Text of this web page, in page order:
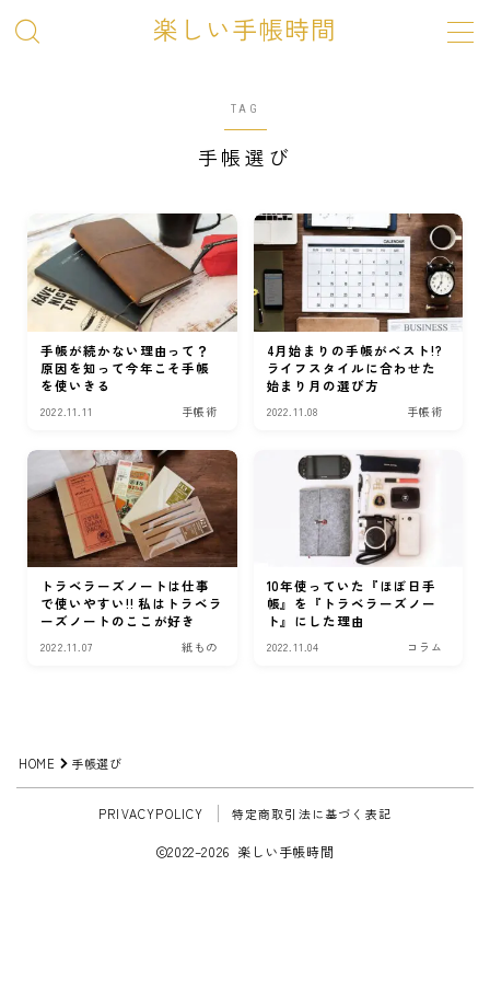
楽しい手帳時間
お問い合わせ
TAG
手帳選び
手帳が続かない理由って？
原因を知って今年こそ手帳
を使いきる
2022.11.11 手帳術
4月始まりの手帳がベスト!?
ライフスタイルに合わせた
始まり月の選び方
2022.11.08 手帳術
トラベラーズノートは仕事
で使いやすい!! 私はトラベラ
ーズノートのここが好き
2022.11.07 紙もの
10年使っていた『ほぼ日手
帳』を『トラベラーズノー
ト』にした理由
2022.11.04 コラム
HOME 手帳選び
PRIVACYPOLICY 特定商取引法に基づく表記
2022–2026 楽しい手帳時間